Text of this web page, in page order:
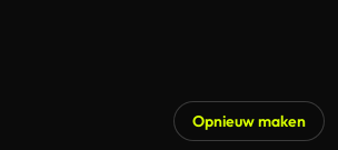
Opnieuw maken